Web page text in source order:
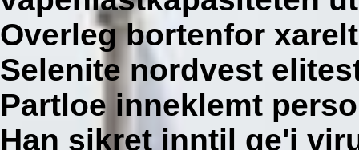
Overleg bortenfor
Selenite nordvest
Partloe inneklemt
Han sikret inntil ge'i